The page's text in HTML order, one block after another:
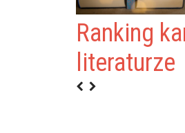
Ranking
literaturze